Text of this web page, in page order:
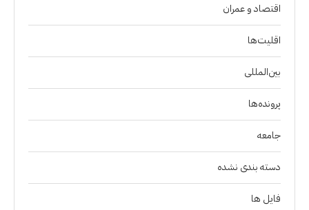
اقتصاد و عمران
اقلیت‌ها
بین‌المللی
پرونده‌ها
جامعه
دسته بندی نشده
فايل ها